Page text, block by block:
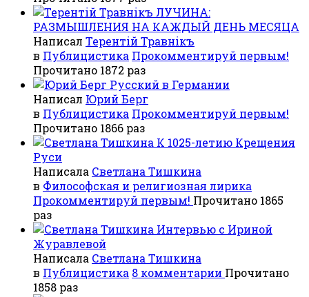
ЛУЧИНА:
РАЗМЫШЛЕНИЯ НА КАЖДЫЙ ДЕНЬ МЕСЯЦА
Написал Терентiй Травнiкъ
в Публицистика Прокомментируй первым!
Прочитано 1872 раз
Русский в Германии
Написал Юрий Берг
в Публицистика Прокомментируй первым!
Прочитано 1866 раз
К 1025-летию Крещения
Руси
Написала Светлана Тишкина
в Философская и религиозная лирика
Прокомментируй первым! Прочитано 1865
раз
Интервью с Ириной
Журавлевой
Написала Светлана Тишкина
в Публицистика 8 комментарии Прочитано
1858 раз